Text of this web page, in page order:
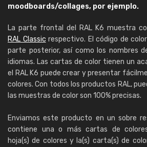
moodboards/collages, por ejemplo.
La parte frontal del RAL K6 muestra
RAL Classic respectivo. El código de
parte posterior, así como los nombres
idiomas. Las cartas de color tienen un
el RAL K6 puede crear y presentar
colores. Con todos los productos RAL,
las muestras de color son 100% precisas.
Enviamos este producto en un sobre
contiene una o más cartas de
hoja(s) de colores y la(s) carta(s) de